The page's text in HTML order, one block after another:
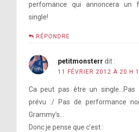
perfomance qui annoncera un
single!
RÉPONDRE
petitmonsterr dit :
11 FÉVRIER 2012 À 20 H
Ca peut pas être un single…Pas
prévu :/ Pas de performance
Grammy’s…
Donc je pense que c’est :